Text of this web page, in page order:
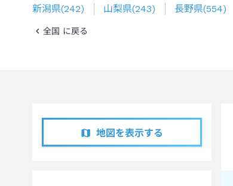
新潟県(242) 山梨県(243) 長野県(554)
全国 に戻る
地図を表示する